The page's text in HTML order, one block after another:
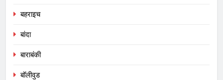
बहराइच
बांदा
बाराबंकी
बॉलीवुड